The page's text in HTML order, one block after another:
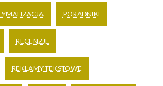
PORADNIKI
RECENZJE
REKLAMY TEKSTOWE